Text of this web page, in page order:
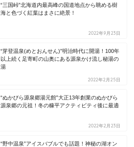
“三国峠”北海道内最高峰の国道地点から眺める樹
海と色づく紅葉はまさに絶景！
2022年9月23日
“芽登温泉(めとおんせん)”明治時代に開湯！100年
以上続く足寄町の山奥にある源泉かけ流し秘湯の
湯
2022年2月25日
“ぬかびら源泉郷湯元館”大正13年創業のぬかびら
源泉郷の元祖！冬の糠平アクティビティ後に最適
2022年2月23日
“野中温泉”アイスバブルでも話題！神秘の湖オン